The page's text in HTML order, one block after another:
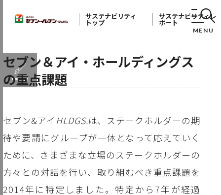
サステナビリティ
トップ
サステナビリティレ
ポート
MENU
セブン＆アイ・ホールディングス
の重点課題
セブン&アイ HLDGS.は、ステークホルダーの期
待や要請にグループが一体となって応えていく
ために、さまざまな立場のステークホルダーの
方々との対話を行い、取り組むべき重点課題を
2014年に特定しました。特定から7年が経過